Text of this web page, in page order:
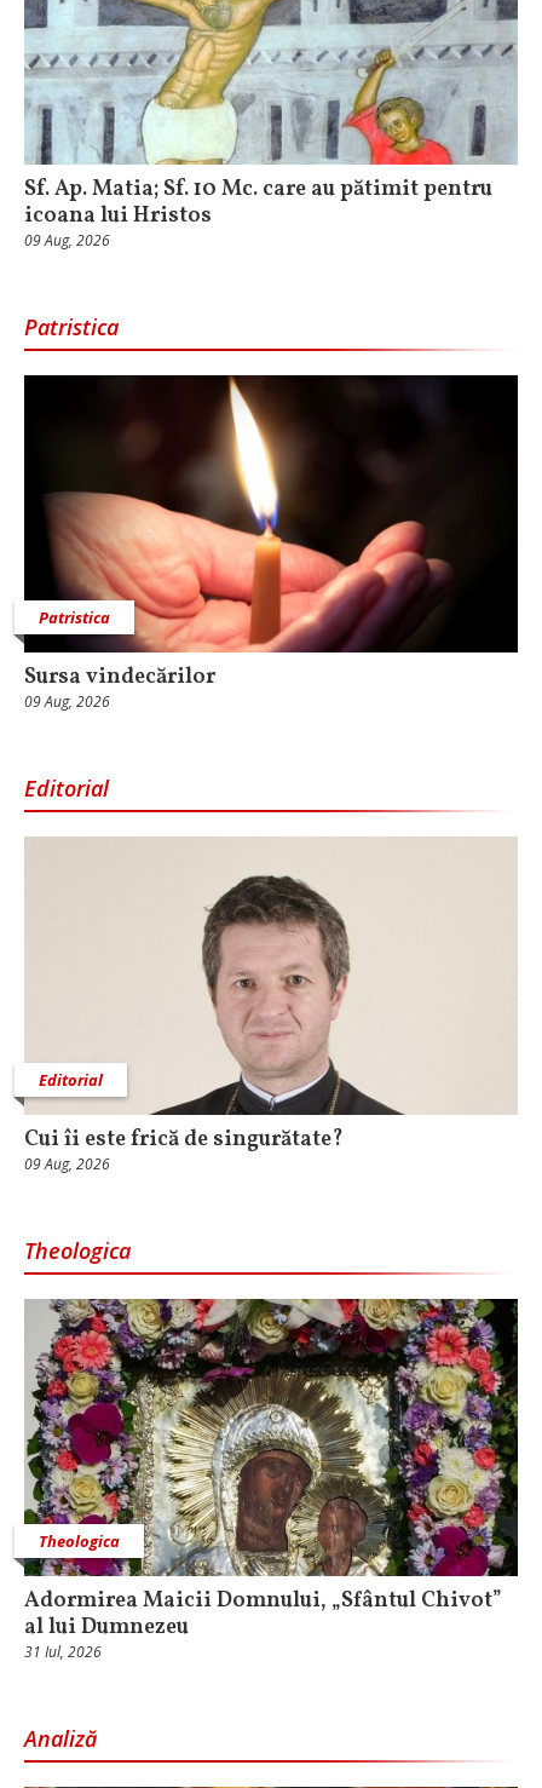
Sf. Ap. Matia; Sf. 10 Mc. care au pătimit pentru
icoana lui Hristos
09 Aug, 2026
Patristica
Patristica
Sursa vindecărilor
09 Aug, 2026
Editorial
Editorial
Cui îi este frică de singurătate?
09 Aug, 2026
Theologica
Theologica
Adormirea Maicii Domnului, „Sfântul Chivot”
al lui Dumnezeu
31 Iul, 2026
Analiză